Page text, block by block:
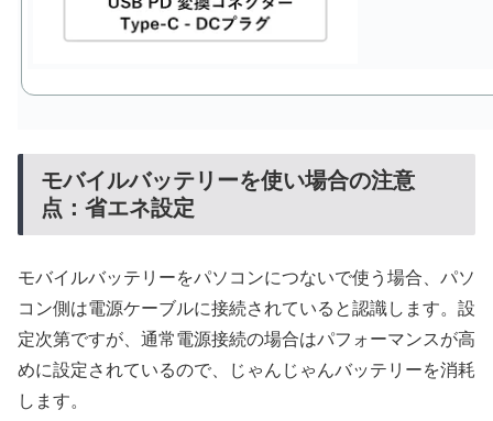
モバイルバッテリーを使い場合の注意
点：省エネ設定
モバイルバッテリーをパソコンにつないで使う場合、パソ
コン側は電源ケーブルに接続されていると認識します。設
定次第ですが、通常電源接続の場合はパフォーマンスが高
めに設定されているので、じゃんじゃんバッテリーを消耗
します。